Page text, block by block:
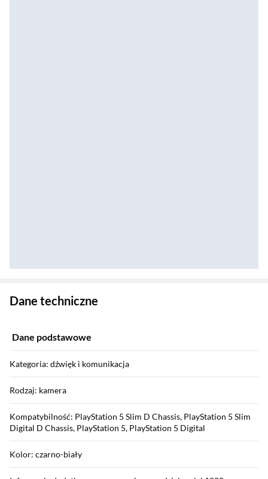
Dane techniczne
Dane podstawowe
Kategoria: dźwięk i komunikacja
Rodzaj: kamera
Kompatybilność: PlayStation 5 Slim D Chassis, PlayStation 5 Slim
Digital D Chassis, PlayStation 5, PlayStation 5 Digital
Kolor: czarno-biały